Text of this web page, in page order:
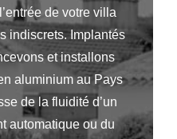
de votre villa
indiscrets. Implantés
et installons
aluminium au Pays
de la fluidité d’un
automatique ou du